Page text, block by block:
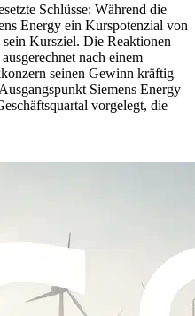
Schlüsse: Während die
Energy ein Kurspotenzial von
Kursziel. Die Reaktionen
nach einem
seinen Gewinn kräftig
Siemens Energy
vorgelegt, die